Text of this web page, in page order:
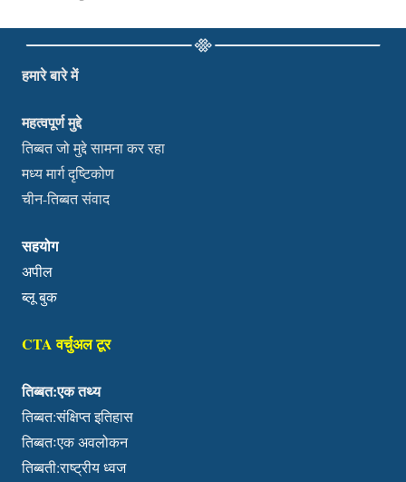
हमारे बारे में
महत्वपूर्ण मुद्दे
तिब्बत जो मुद्दे सामना कर रहा
मध्य मार्ग दृष्टिकोण
चीन-तिब्बत संवाद
सहयोग
अपील
ब्लू बुक
CTA वर्चुअल टूर
तिब्बत:एक तथ्य
तिब्बत:संक्षिप्त इतिहास
तिब्बतःएक अवलोकन
तिब्बती:राष्ट्रीय ध्वज